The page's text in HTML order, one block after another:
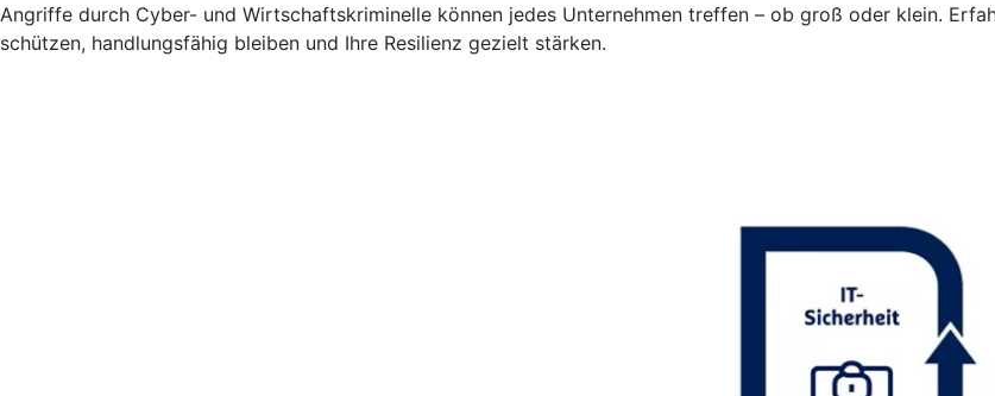
Angriffe durch Cyber- und Wirtschaftskriminelle können jedes Unternehmen treffen – ob groß oder klein.
schützen, handlungsfähig bleiben und Ihre Resilienz gezielt stärken.